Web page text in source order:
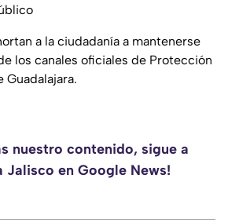
a la ciudadanía a mantenerse
los canales oficiales de Protección
Guadalajara.
nuestro contenido, sigue a
Jalisco en Google News!